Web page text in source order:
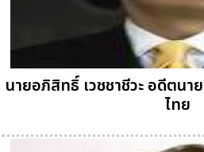
นายอภิสิทธิ์ เวชชาชีวะ อดีตน
ไทย